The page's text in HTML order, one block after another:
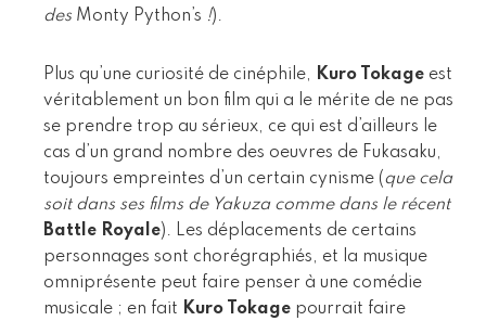
des Monty Python’s !).
Plus qu’une curiosité de cinéphile, Kuro Tokage est
véritablement un bon film qui a le mérite de ne pas
se prendre trop au sérieux, ce qui est d’ailleurs le
cas d’un grand nombre des oeuvres de Fukasaku,
toujours empreintes d’un certain cynisme (que cela
soit dans ses films de Yakuza comme dans le récent
Battle Royale). Les déplacements de certains
personnages sont chorégraphiés, et la musique
omniprésente peut faire penser à une comédie
musicale ; en fait Kuro Tokage pourrait faire